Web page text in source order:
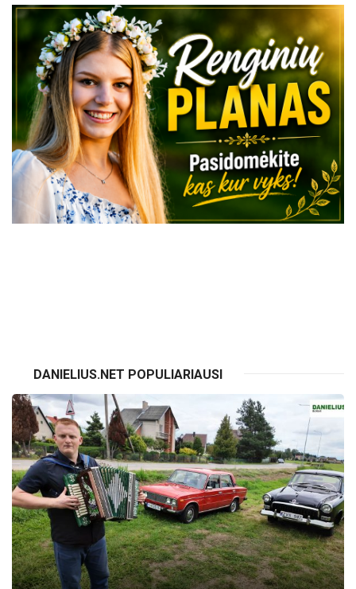
DANIELIUS.NET POPULIARIAUSI